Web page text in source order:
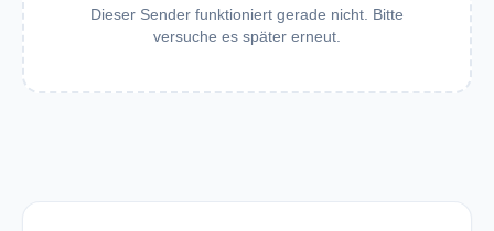
Dieser Sender funktioniert gerade nicht. Bitte
versuche es später erneut.